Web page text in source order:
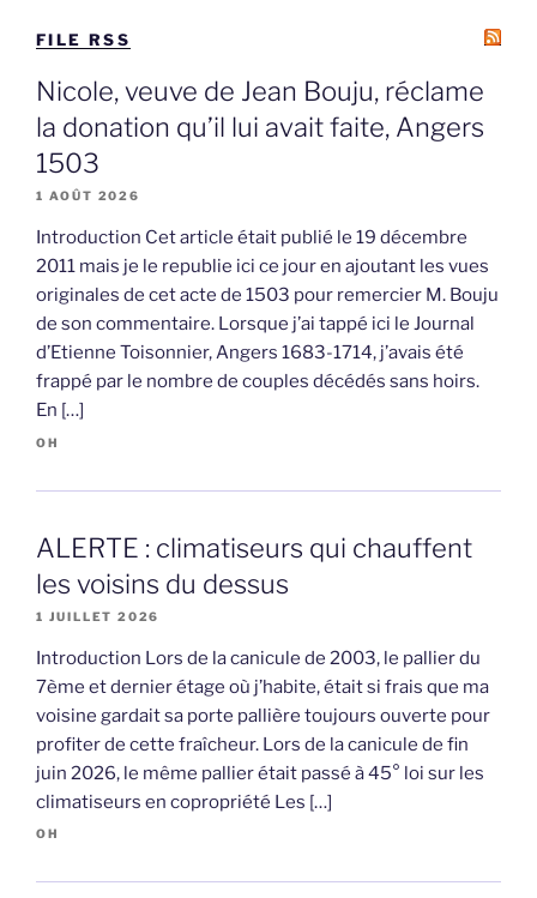
FILE RSS
Nicole, veuve de Jean Bouju, réclame
la donation qu’il lui avait faite, Angers
1503
1 AOÛT 2026
Introduction Cet article était publié le 19 décembre
2011 mais je le republie ici ce jour en ajoutant les vues
originales de cet acte de 1503 pour remercier M. Bouju
de son commentaire. Lorsque j’ai tappé ici le Journal
d’Etienne Toisonnier, Angers 1683-1714, j’avais été
frappé par le nombre de couples décédés sans hoirs.
En […]
OH
ALERTE : climatiseurs qui chauffent
les voisins du dessus
1 JUILLET 2026
Introduction Lors de la canicule de 2003, le pallier du
7ème et dernier étage où j’habite, était si frais que ma
voisine gardait sa porte pallière toujours ouverte pour
profiter de cette fraîcheur. Lors de la canicule de fin
juin 2026, le même pallier était passé à 45° loi sur les
climatiseurs en copropriété Les […]
OH